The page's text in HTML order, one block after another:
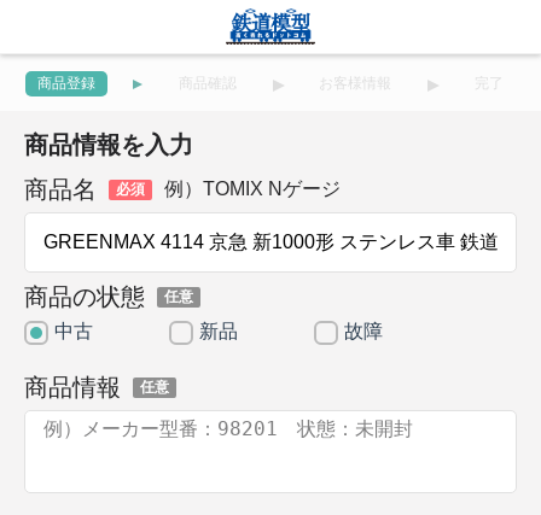
商品登録 商品確認 お客様情報 完了
商品情報を入力
商品名
必須 例）TOMIX Nゲージ
商品の状態 任意
中古 新品 故障
商品情報 任意